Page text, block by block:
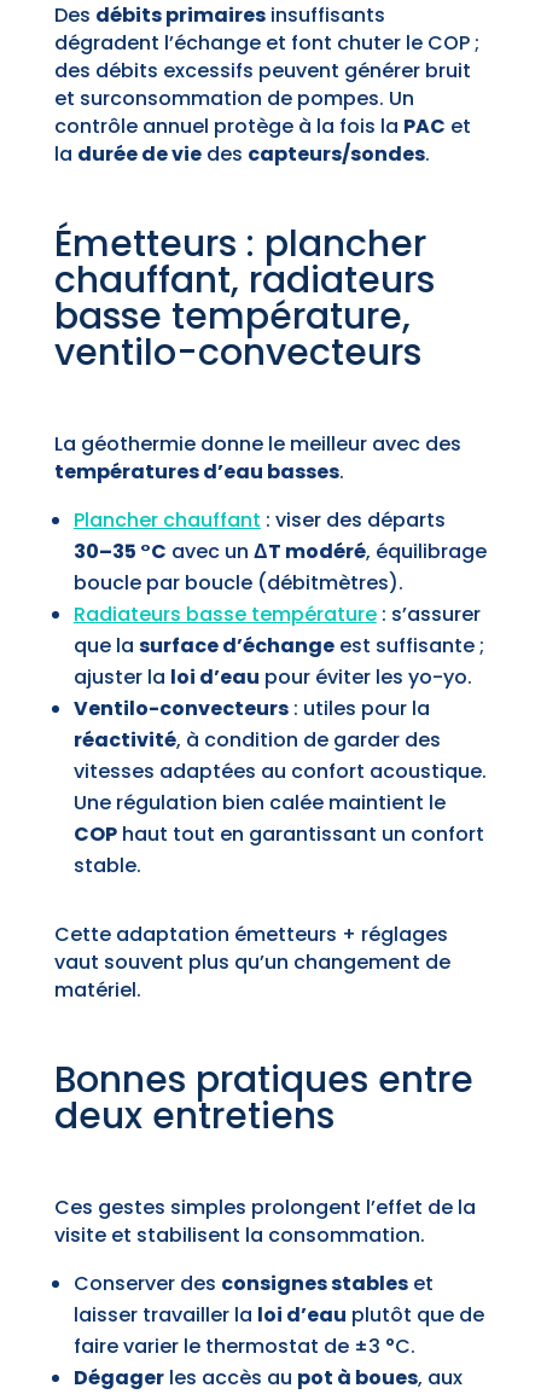
Des débits primairesinsuffisants
dégradent l’échange et font chuter le COP ;
des débits excessifs peuvent générer bruit
et surconsommation de pompes. Un
contrôle annuel protège à la fois la PAC et
la durée de viedes capteurs/sondes.
Émetteurs : plancher
chauffant, radiateurs
basse température,
ventilo-convecteurs
La géothermie donne le meilleur avec des
températures d’eau basses.
Plancher chauffant : viser des départs
30–35 °C avec un ΔT modéré, équilibrage
boucle par boucle (débitmètres).
Radiateurs basse température: s’assurer
que la surface d’échangeest suffisante ;
ajuster la loi d’eau pour éviter les yo-yo.
Ventilo-convecteurs: utiles pour la
réactivité, à condition de garder des
vitesses adaptées au confort acoustique.
Une régulation bien calée maintient le
COPhaut tout en garantissant un confort
stable.
Cette adaptation émetteurs + réglages
vaut souvent plus qu’un changement de
matériel.
Bonnes pratiques entre
deux entretiens
Ces gestes simples prolongent l’effet de la
visite et stabilisent la consommation.
Conserver des consignes stableset
laisser travailler la loi d’eau plutôt que de
faire varier le thermostat de ±3 °C.
Dégagerles accès au pot à boues, aux